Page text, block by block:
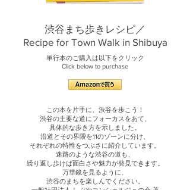
渋谷まち歩きレシピ／
Recipe for Town Walk in Shibuya
単行本のご購入は以下をクリック
Click below to purchase
この本を片手に、渋谷を歩こう！
渋谷の主要な道にフォーカスをあて、
具体的な歩き方を示しました。
沿道とその界隈を11のゾーンに分け、
それぞれの特性をつぶさに紹介しています。
迷路のような渋谷の道も、
繰り返し歩けば面白さや魅力が発見できます。
万華鏡を見るように、
渋谷のまちを楽しんでください。